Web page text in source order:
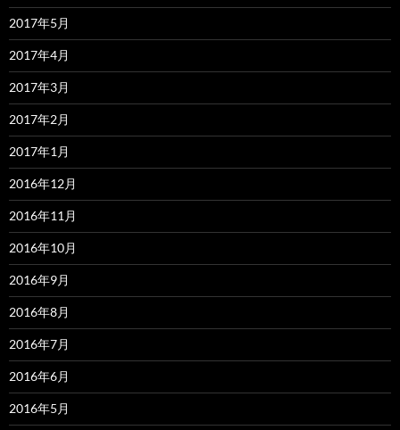
2017年5月
2017年4月
2017年3月
2017年2月
2017年1月
2016年12月
2016年11月
2016年10月
2016年9月
2016年8月
2016年7月
2016年6月
2016年5月